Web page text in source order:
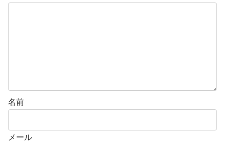
名前
メール